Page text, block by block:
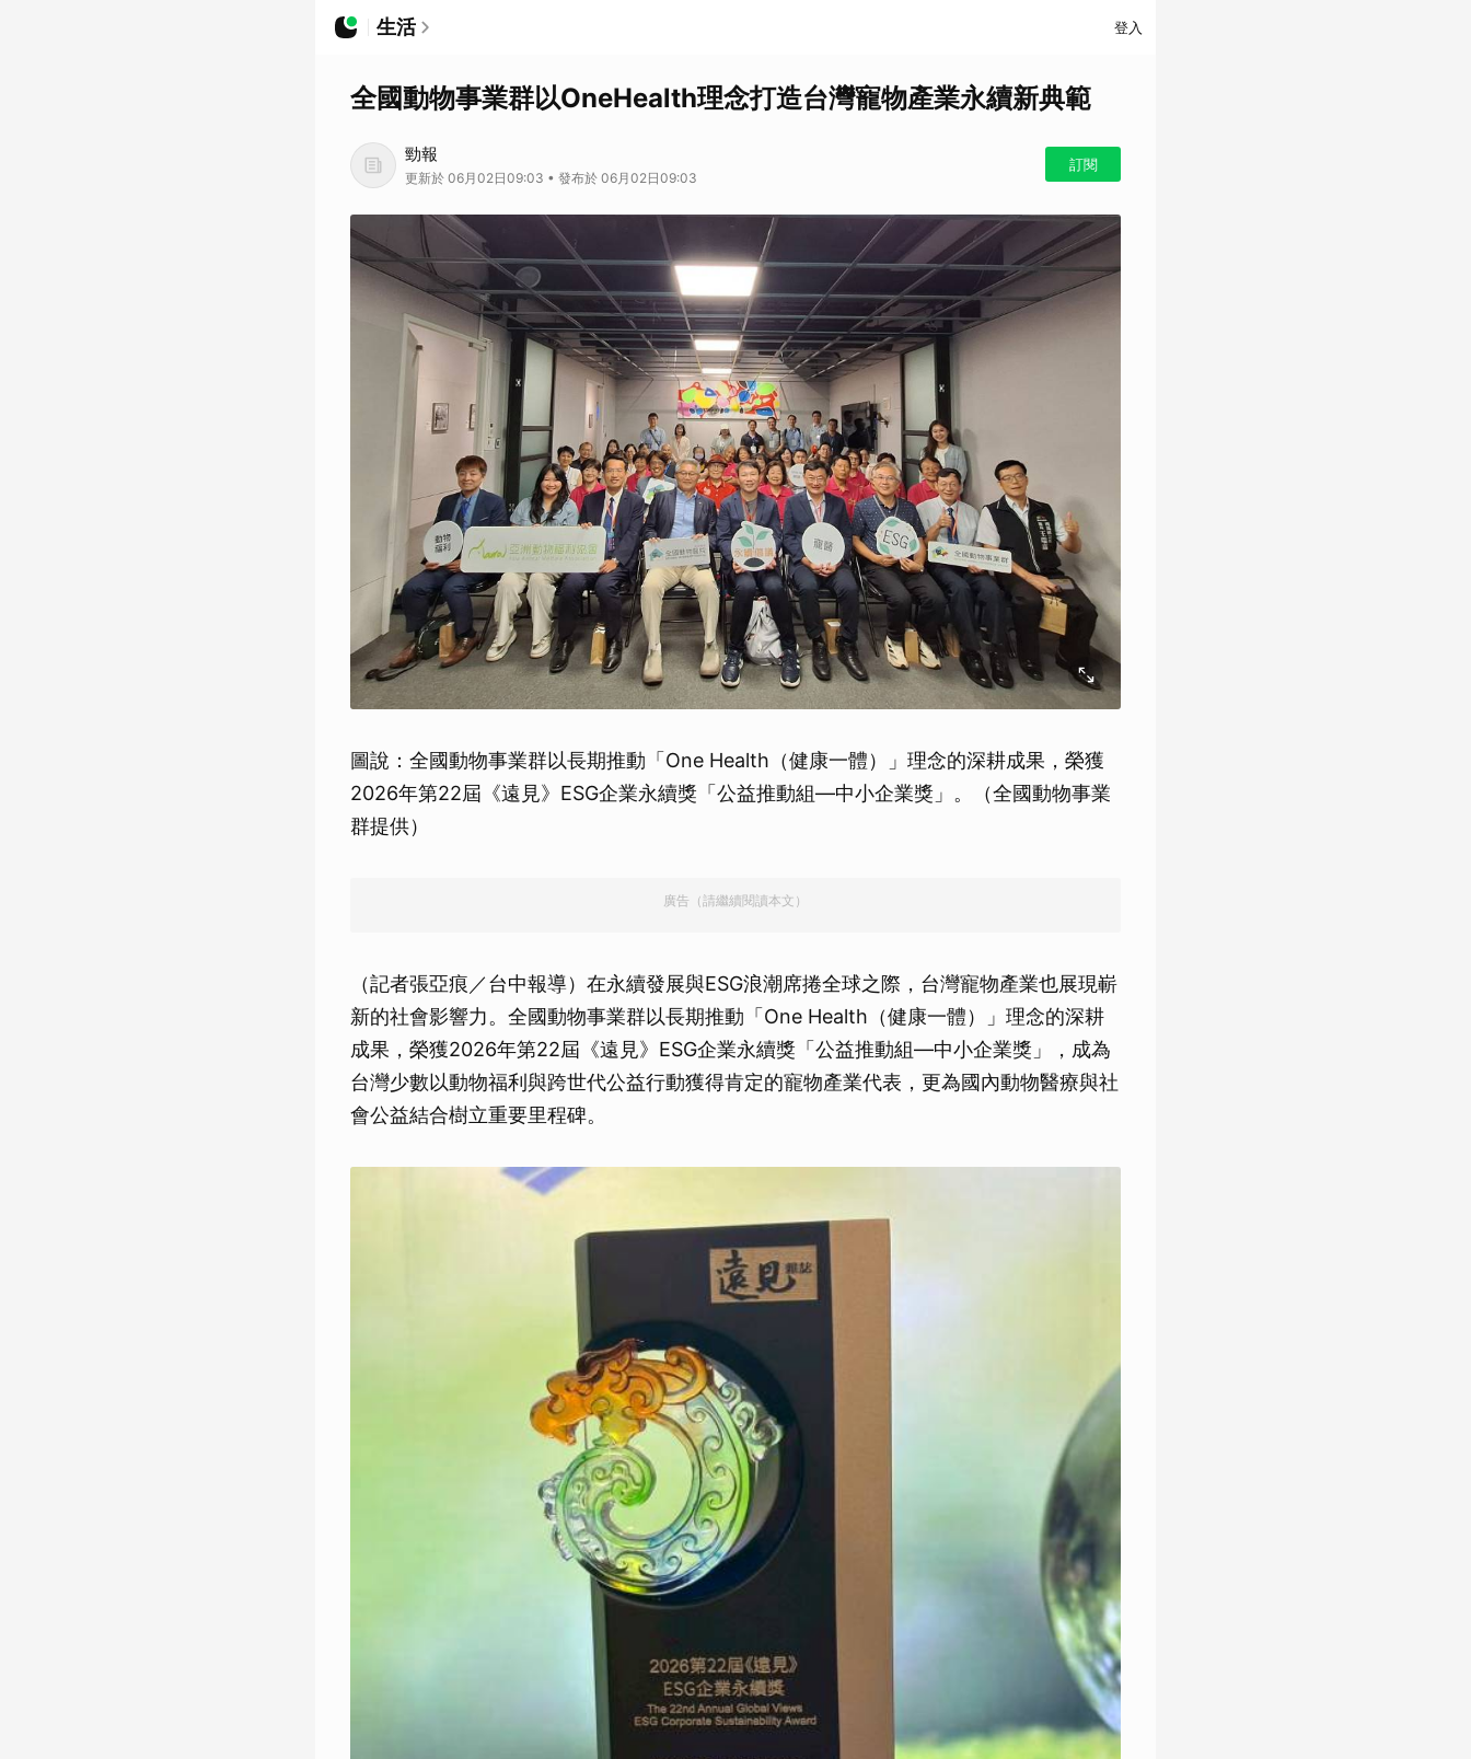
生活 登入
全國動物事業群以OneHealth理念打造台灣寵物產業永續新典範
勁報
更新於 06月02日09:03 • 發布於 06月02日09:03
訂閱
圖說：全國動物事業群以長期推動「One Health（健康一體）」理念的深耕成果，榮獲
2026年第22屆《遠見》ESG企業永續獎「公益推動組—中小企業獎」。（全國動物事業
群提供）
廣告（請繼續閱讀本文）
（記者張亞痕／台中報導）在永續發展與ESG浪潮席捲全球之際，台灣寵物產業也展現嶄
新的社會影響力。全國動物事業群以長期推動「One Health（健康一體）」理念的深耕
成果，榮獲2026年第22屆《遠見》ESG企業永續獎「公益推動組—中小企業獎」，成為
台灣少數以動物福利與跨世代公益行動獲得肯定的寵物產業代表，更為國內動物醫療與社
會公益結合樹立重要里程碑。